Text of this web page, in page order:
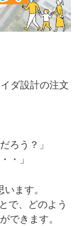
ダ設計の注文
ろう？」
・」
ます。
で、どのよう
できます。